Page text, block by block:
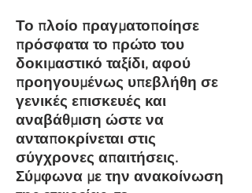
Το πλοίο πραγματοποίησε
πρόσφατα το πρώτο του
δοκιμαστικό ταξίδι, αφού
προηγουμένως υπεβλήθη σε
γενικές επισκευές και
αναβάθμιση ώστε να
ανταποκρίνεται στις
σύγχρονες απαιτήσεις.
Σύμφωνα με την ανακοίνωση